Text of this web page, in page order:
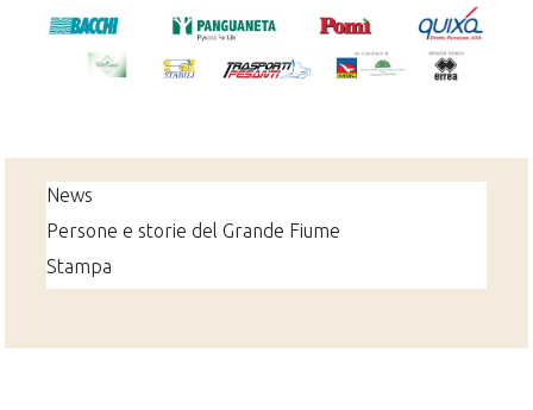
News
Persone e storie del Grande Fiume
Stampa